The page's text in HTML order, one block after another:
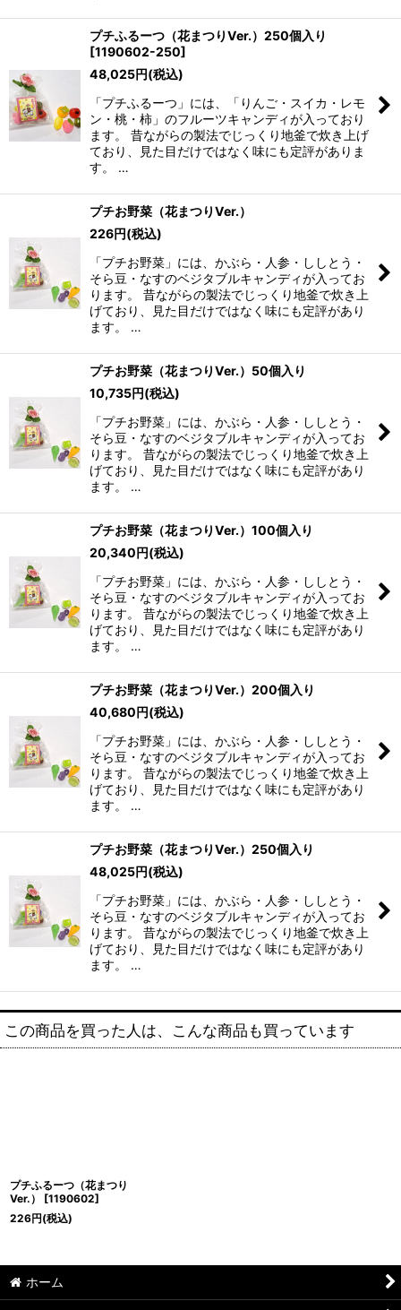
プチふるーつ（花まつりVer.）250個入り
[1190602-250]
48,025円(税込)
「プチふるーつ」には、「りんご・スイカ・レモ
ン・桃・柿」のフルーツキャンディが入っており
ます。 昔ながらの製法でじっくり地釜で炊き上げ
ており、見た目だけではなく味にも定評がありま
す。 …
プチお野菜（花まつりVer.）
226円(税込)
「プチお野菜」には、かぶら・人参・ししとう・
そら豆・なすのベジタブルキャンディが入ってお
ります。 昔ながらの製法でじっくり地釜で炊き上
げており、見た目だけではなく味にも定評があり
ます。 …
プチお野菜（花まつりVer.）50個入り
10,735円(税込)
「プチお野菜」には、かぶら・人参・ししとう・
そら豆・なすのベジタブルキャンディが入ってお
ります。 昔ながらの製法でじっくり地釜で炊き上
げており、見た目だけではなく味にも定評があり
ます。 …
プチお野菜（花まつりVer.）100個入り
20,340円(税込)
「プチお野菜」には、かぶら・人参・ししとう・
そら豆・なすのベジタブルキャンディが入ってお
ります。 昔ながらの製法でじっくり地釜で炊き上
げており、見た目だけではなく味にも定評があり
ます。 …
プチお野菜（花まつりVer.）200個入り
40,680円(税込)
「プチお野菜」には、かぶら・人参・ししとう・
そら豆・なすのベジタブルキャンディが入ってお
ります。 昔ながらの製法でじっくり地釜で炊き上
げており、見た目だけではなく味にも定評があり
ます。 …
プチお野菜（花まつりVer.）250個入り
48,025円(税込)
「プチお野菜」には、かぶら・人参・ししとう・
そら豆・なすのベジタブルキャンディが入ってお
ります。 昔ながらの製法でじっくり地釜で炊き上
げており、見た目だけではなく味にも定評があり
ます。 …
この商品を買った人は、こんな商品も買っています
プチふるーつ（花まつり
Ver.）
[1190602]
226円(税込)
ホーム